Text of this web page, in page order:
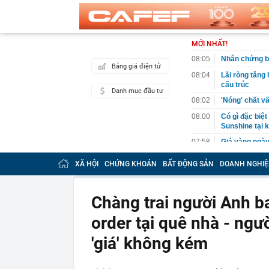
Bảng giá điện tử
Danh mục đầu tư
MỚI NHẤT!
08:05
Nhân chứng
08:04
Lãi ròng tăng
cấu trúc
08:02
'Nóng' chất
08:00
Có gì đặc
Sunshine tại
07:58
Giá vàng
Phú Quý,...
07:58
Tỉnh được
bay 5 sao
07:55
Từ tháng 9,
phổ cập thứ
07:54
Phát hiện 3
07:53
XÃ HỘI CHỨNG KHOÁN BẤT ĐỘNG SẢN DOANH
Chàng trai người Anh
order tại quê nhà -
'giá' không kém